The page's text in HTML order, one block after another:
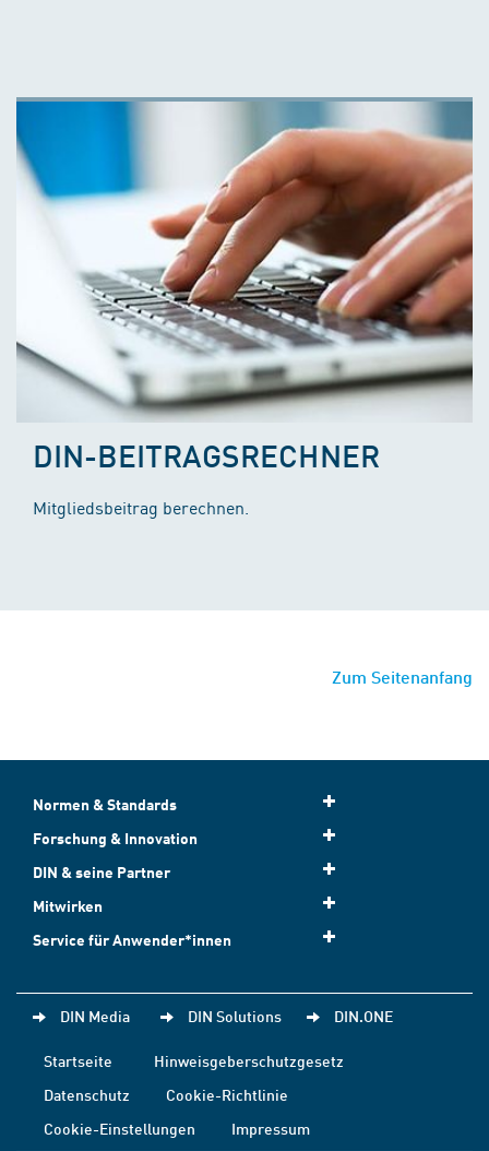
DIN-BEITRAGSRECHNER
Mitgliedsbeitrag berechnen.
Zum Seitenanfang
Normen & Standards
Forschung & Innovation
DIN & seine Partner
Mitwirken
Service für Anwender*innen
DIN Media DIN Solutions DIN.ONE
Startseite
Hinweisgeberschutzgesetz
Datenschutz
Cookie-Richtlinie
Cookie-Einstellungen
Impressum